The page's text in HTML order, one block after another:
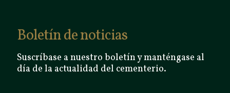
Boletín de noticias
Suscríbase a nuestro boletín y manténgase al
día de la actualidad del cementerio.